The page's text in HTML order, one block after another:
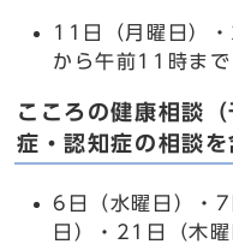
11日（月曜日）
から午前11時まで
こころの健康相談
症・認知症の相談を
6日（水曜日）・
日）・21日（木